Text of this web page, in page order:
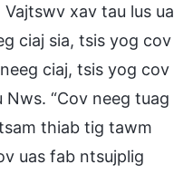
xav tau lus ua
ciaj sia, tsis yog cov
ciaj, tsis yog cov
“Cov neeg tuag
thiab tig tawm
uas fab ntsujplig